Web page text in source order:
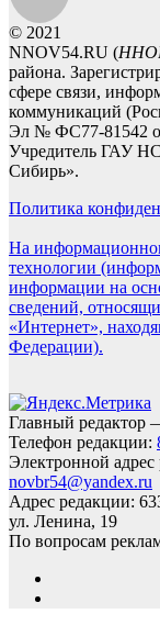
© 2021
NNOV54.RU (
района.
сфере связи,
коммуникаций
Эл № ФС77-81542
Учредитель ГАУ
Сибирь».
Политика
На
технологии
информации на
сведений,
«Интернет»,
Федерации).
Главный редактор
Телефон редакции:
Электронной адрес
novbr54@yandex.ru
Адрес редакции:
ул. Ленина, 19
По вопросам